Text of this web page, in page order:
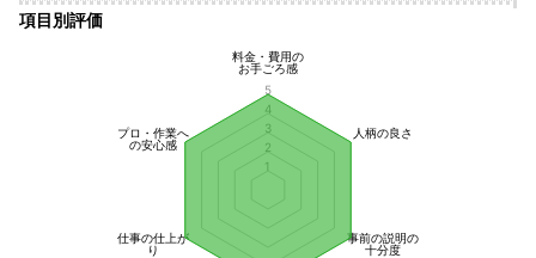
項目別評価
料金・費用の
お手ごろ感
人柄の良さ
事前の説明の
十分度
仕事の仕上が
り
プロ・作業へ
の安心感
1
2
3
4
5